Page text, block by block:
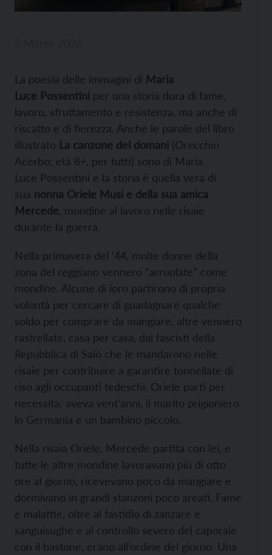
La poesia delle immagini di Maria
Luce Possentini per una storia dura di fame,
lavoro, sfruttamento e resistenza, ma anche di
riscatto e di fierezza. Anche le parole del libro
illustrato La canzone del domani (Orecchio
Acerbo; età 8+, per tutti) sono di Maria
Luce Possentini e la storia è quella vera di
sua nonna Oriele Musi e della sua amica
Mercede , mondine al lavoro nelle risaie
durante la guerra.
Nella primavera del ‘44, molte donne della
zona del reggiano vennero “arruolate” come
mondine. Alcune di loro partirono di propria
volontà per cercare di guadagnare qualche
soldo per comprare da mangiare, altre vennero
rastrellate, casa per casa, dai fascisti della
Repubblica di Salò che le mandarono nelle
risaie per contribuire a garantire tonnellate di
riso agli occupanti tedeschi. Oriele partì per
necessità: aveva vent’anni, il marito prigioniero
in Germania e un bambino piccolo.
Nella risaia Oriele, Mercede partita con lei, e
tutte le altre mondine lavoravano più di otto
ore al giorno, ricevevano poco da mangiare e
dormivano in grandi stanzoni poco areati. Fame
e malattie, oltre al fastidio di zanzare e
sanguisughe e al controllo severo del caporale
con il bastone, erano all’ordine del giorno. Una